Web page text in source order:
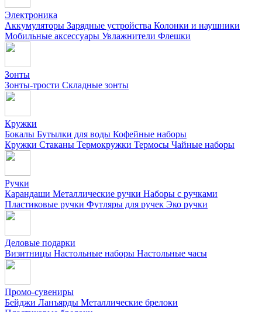
Электроника
Аккумуляторы Зарядные устройства Колонки и наушники
Мобильные аксессуары Увлажнители Флешки
Зонты
Зонты-трости Складные зонты
Кружки
Бокалы Бутылки для воды Кофейные наборы
Кружки Стаканы Термокружки Термосы Чайные наборы
Ручки
Карандаши Металлические ручки Наборы с ручками
Пластиковые ручки Футляры для ручек Эко ручки
Деловые подарки
Визитницы Настольные наборы Настольные часы
Промо-сувениры
Бейджи Ланъярды Металлические брелоки